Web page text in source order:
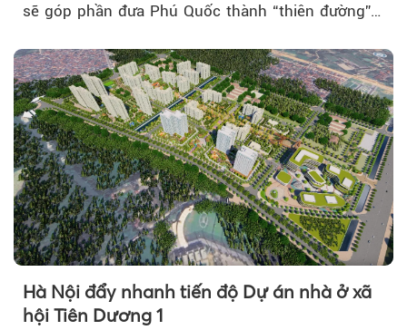
sẽ góp phần đưa Phú Quốc thành “thiên đường”
Hà Nội đẩy nhanh tiến độ Dự án nhà ở xã
hội Tiên Dương 1